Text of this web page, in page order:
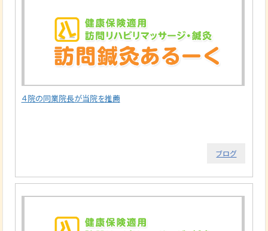
４院の同業院長が当院を推薦
ブログ